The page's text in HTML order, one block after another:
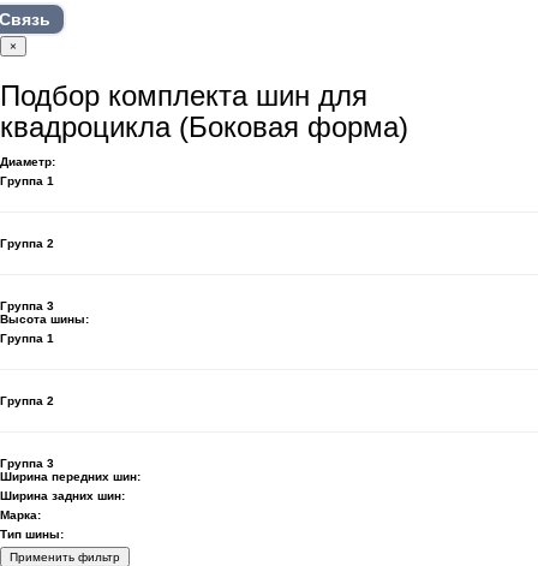
×
Подбор комплекта шин для
квадроцикла (Боковая форма)
Диаметр:
Группа 1
Группа 2
Группа 3
Высота шины:
Группа 1
Группа 2
Группа 3
Ширина передних шин:
Ширина задних шин:
Марка:
Тип шины:
Применить фильтр